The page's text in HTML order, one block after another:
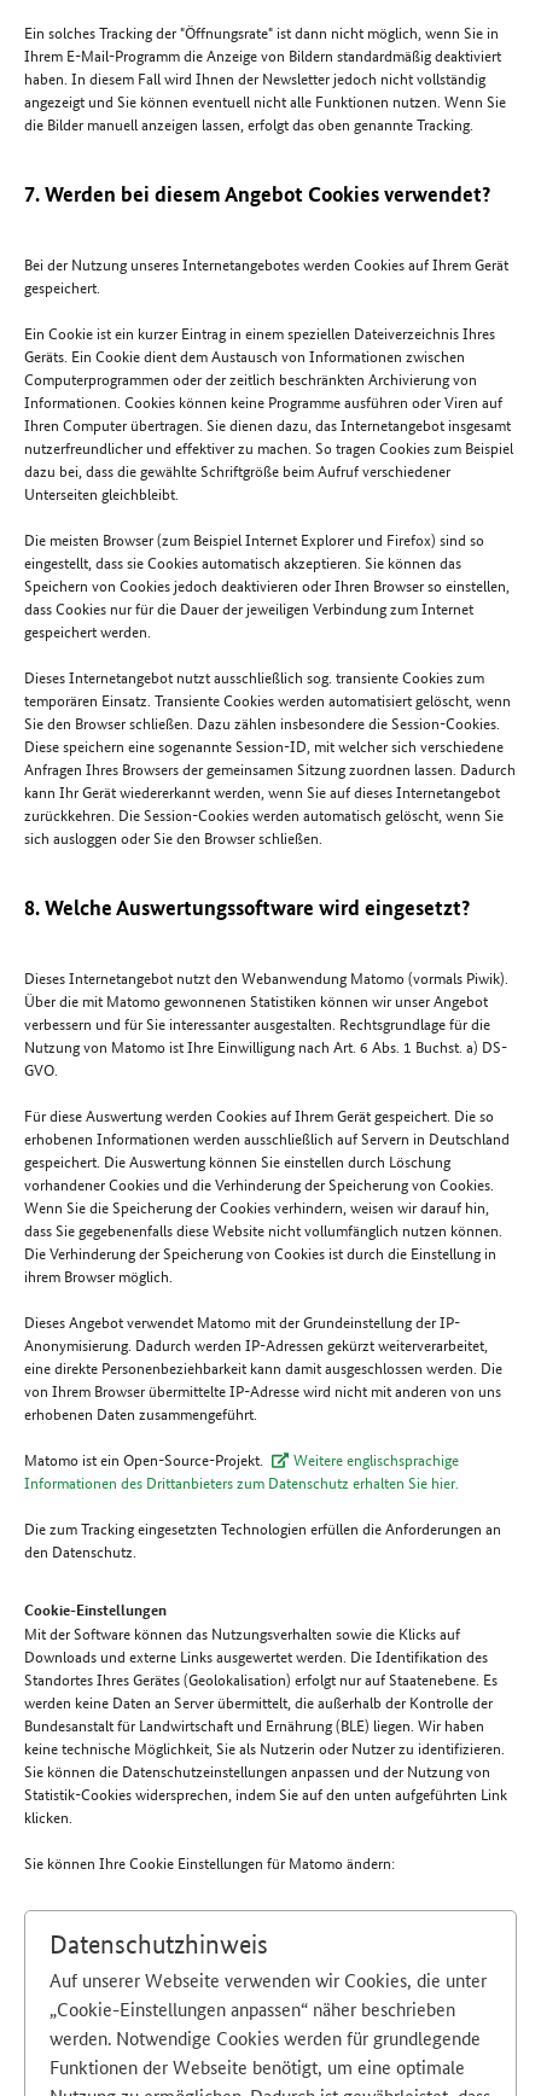
Ein solches Tracking der "Öffnungsrate" ist dann nicht möglich, wenn Sie in
Ihrem E-Mail-Programm die Anzeige von Bildern standardmäßig deaktiviert
haben. In diesem Fall wird Ihnen der Newsletter jedoch nicht vollständig
angezeigt und Sie können eventuell nicht alle Funktionen nutzen. Wenn Sie
die Bilder manuell anzeigen lassen, erfolgt das oben genannte Tracking.
7. Werden bei diesem Angebot Cookies verwendet?
Bei der Nutzung unseres Internetangebotes werden Cookies auf Ihrem Gerät
gespeichert.
Ein Cookie ist ein kurzer Eintrag in einem speziellen Dateiverzeichnis Ihres
Geräts. Ein Cookie dient dem Austausch von Informationen zwischen
Computerprogrammen oder der zeitlich beschränkten Archivierung von
Informationen. Cookies können keine Programme ausführen oder Viren auf
Ihren Computer übertragen. Sie dienen dazu, das Internetangebot insgesamt
nutzerfreundlicher und effektiver zu machen. So tragen Cookies zum Beispiel
dazu bei, dass die gewählte Schriftgröße beim Aufruf verschiedener
Unterseiten gleichbleibt.
Die meisten Browser (zum Beispiel Internet Explorer und Firefox) sind so
eingestellt, dass sie Cookies automatisch akzeptieren. Sie können das
Speichern von Cookies jedoch deaktivieren oder Ihren Browser so einstellen,
dass Cookies nur für die Dauer der jeweiligen Verbindung zum Internet
gespeichert werden.
Dieses Internetangebot nutzt ausschließlich sog. transiente Cookies zum
temporären Einsatz. Transiente Cookies werden automatisiert gelöscht, wenn
Sie den Browser schließen. Dazu zählen insbesondere die Session-Cookies.
Diese speichern eine sogenannte Session-ID, mit welcher sich verschiedene
Anfragen Ihres Browsers der gemeinsamen Sitzung zuordnen lassen. Dadurch
kann Ihr Gerät wiedererkannt werden, wenn Sie auf dieses Internetangebot
zurückkehren. Die Session-Cookies werden automatisch gelöscht, wenn Sie
sich ausloggen oder Sie den Browser schließen.
8. Welche Auswertungssoftware wird eingesetzt?
Dieses Internetangebot nutzt den Webanwendung Matomo (vormals Piwik).
Über die mit Matomo gewonnenen Statistiken können wir unser Angebot
verbessern und für Sie interessanter ausgestalten. Rechtsgrundlage für die
Nutzung von Matomo ist Ihre Einwilligung nach Art. 6 Abs. 1 Buchst. a) DS-
GVO.
Für diese Auswertung werden Cookies auf Ihrem Gerät gespeichert. Die so
erhobenen Informationen werden ausschließlich auf Servern in Deutschland
gespeichert. Die Auswertung können Sie einstellen durch Löschung
vorhandener Cookies und die Verhinderung der Speicherung von Cookies.
Wenn Sie die Speicherung der Cookies verhindern, weisen wir darauf hin,
dass Sie gegebenenfalls diese Website nicht vollumfänglich nutzen können.
Die Verhinderung der Speicherung von Cookies ist durch die Einstellung in
ihrem Browser möglich.
Dieses Angebot verwendet Matomo mit der Grundeinstellung der IP-
Anonymisierung. Dadurch werden IP-Adressen gekürzt weiterverarbeitet,
eine direkte Personenbeziehbarkeit kann damit ausgeschlossen werden. Die
von Ihrem Browser übermittelte IP-Adresse wird nicht mit anderen von uns
erhobenen Daten zusammengeführt.
Matomo ist ein Open-Source-Projekt.
Weitere englischsprachige
Informationen des Drittanbieters zum Datenschutz erhalten Sie hier.
Die zum Tracking eingesetzten Technologien erfüllen die Anforderungen an
den Datenschutz.
Cookie-Einstellungen
Mit der Software können das Nutzungsverhalten sowie die Klicks auf
Downloads und externe Links ausgewertet werden. Die Identifikation des
Standortes Ihres Gerätes (Geolokalisation) erfolgt nur auf Staatenebene. Es
werden keine Daten an Server übermittelt, die außerhalb der Kontrolle der
Bundesanstalt für Landwirtschaft und Ernährung (BLE) liegen. Wir haben
keine technische Möglichkeit, Sie als Nutzerin oder Nutzer zu identifizieren.
Sie können die Datenschutzeinstellungen anpassen und der Nutzung von
Statistik-Cookies widersprechen, indem Sie auf den unten aufgeführten Link
klicken.
Sie können Ihre Cookie Einstellungen für Matomo ändern:
Datenschutzhinweis
Auf unserer Webseite verwenden wir Cookies, die unter
„Cookie-Einstellungen anpassen“ näher beschrieben
werden. Notwendige Cookies werden für grundlegende
Funktionen der Webseite benötigt, um eine optimale